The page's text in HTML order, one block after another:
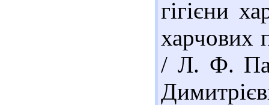
гігієни
харчових
/ Л. Ф.